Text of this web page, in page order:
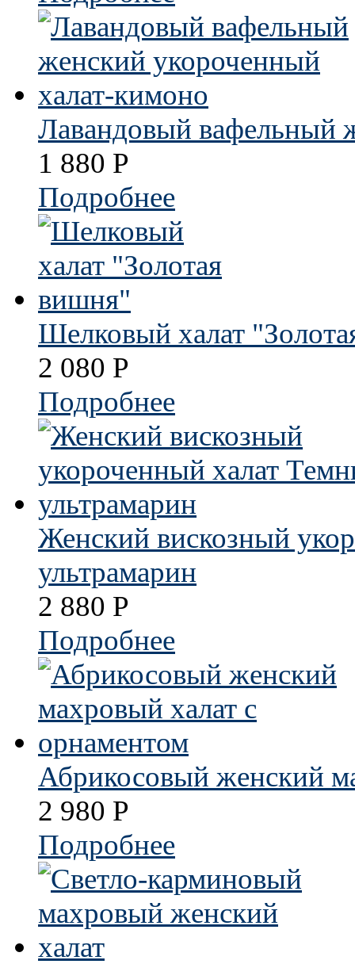
Лавандовый вафельный
1 880 Р
Подробнее
Шелковый халат
2 080 Р
Подробнее
Женский вискозный
ультрамарин
2 880 Р
Подробнее
Абрикосовый женский
2 980 Р
Подробнее